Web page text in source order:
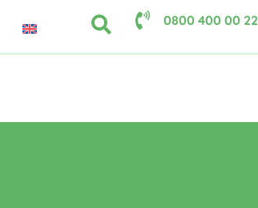
0800 400 00 22